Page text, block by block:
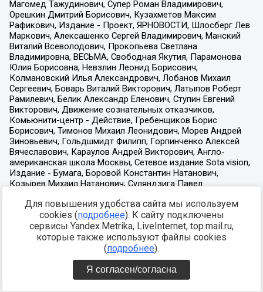
Для повышения удобства сайта мы используем
cookies (подробнее). К сайту подключены
сервисы Yandex.Metrika, LiveInternet, top.mail.ru,
которые также используют файлы cookies
(подробнее).
Я согласен/согласна